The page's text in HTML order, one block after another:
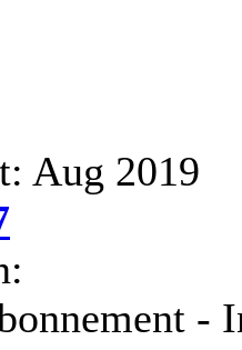
Aug 2019
-